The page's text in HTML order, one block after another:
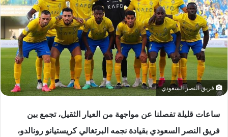
فريق النصر السعودي
ساعات قليلة تفصلنا عن مواجهة من العيار الثقيل، تجمع بين
فريق النصر السعودي بقيادة نجمه البرتغالي كريستيانو رونالدو،